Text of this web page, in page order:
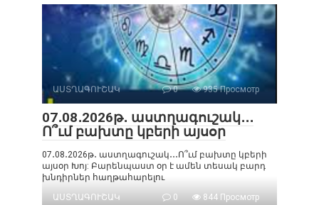
ԱՍՏՂԱԳՈՒՇԱԿ 0 935 Просмотр
07․08․2026թ․ աստղագուշակ․․․
Ո՞ւմ բախտը կբերի այսօր
07․08․2026թ․ աստղագուշակ․․․Ո՞ւմ բախտը կբերի
այսօր Խոյ: Բարենպաստ օր է ամեն տեսակ բարդ
խնդիրներ հաղթահարելու
ԱՍՏՂԱԳՈՒՇԱԿ
0 844 Просмотр